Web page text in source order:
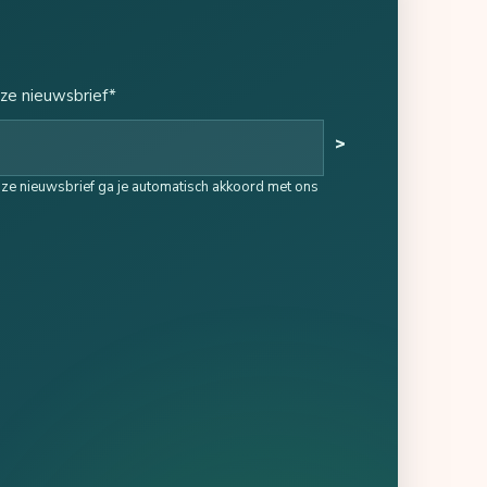
nieuwsbrief*
>
nieuwsbrief ga je automatisch akkoord met ons